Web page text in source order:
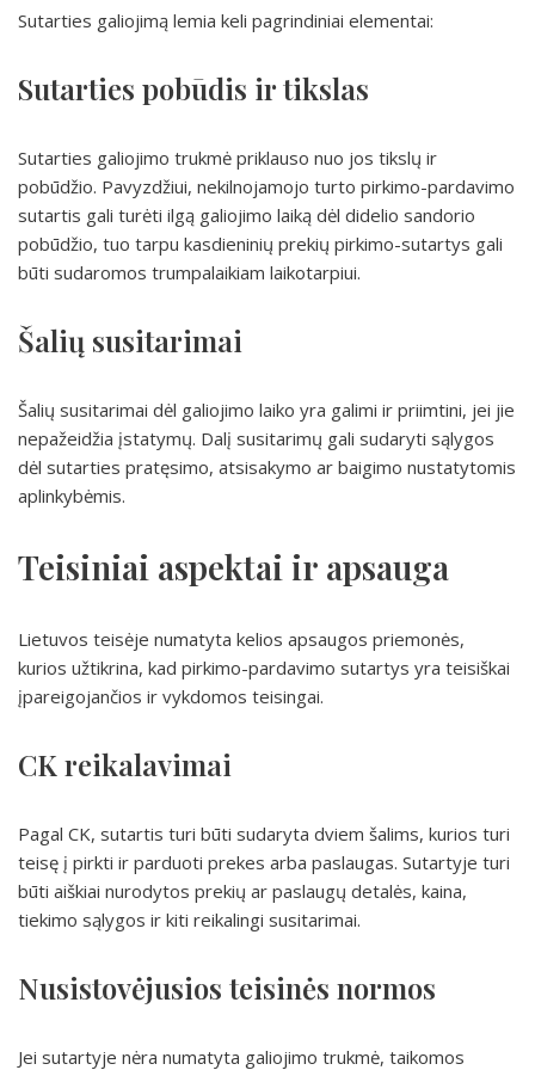
Sutarties galiojimą lemia keli pagrindiniai elementai:
Sutarties pobūdis ir tikslas
Sutarties galiojimo trukmė priklauso nuo jos tikslų ir
pobūdžio. Pavyzdžiui, nekilnojamojo turto pirkimo-pardavimo
sutartis gali turėti ilgą galiojimo laiką dėl didelio sandorio
pobūdžio, tuo tarpu kasdieninių prekių pirkimo-sutartys gali
būti sudaromos trumpalaikiam laikotarpiui.
Šalių susitarimai
Šalių susitarimai dėl galiojimo laiko yra galimi ir priimtini, jei jie
nepažeidžia įstatymų. Dalį susitarimų gali sudaryti sąlygos
dėl sutarties pratęsimo, atsisakymo ar baigimo nustatytomis
aplinkybėmis.
Teisiniai aspektai ir apsauga
Lietuvos teisėje numatyta kelios apsaugos priemonės,
kurios užtikrina, kad pirkimo-pardavimo sutartys yra teisiškai
įpareigojančios ir vykdomos teisingai.
CK reikalavimai
Pagal CK, sutartis turi būti sudaryta dviem šalims, kurios turi
teisę į pirkti ir parduoti prekes arba paslaugas. Sutartyje turi
būti aiškiai nurodytos prekių ar paslaugų detalės, kaina,
tiekimo sąlygos ir kiti reikalingi susitarimai.
Nusistovėjusios teisinės normos
Jei sutartyje nėra numatyta galiojimo trukmė, taikomos